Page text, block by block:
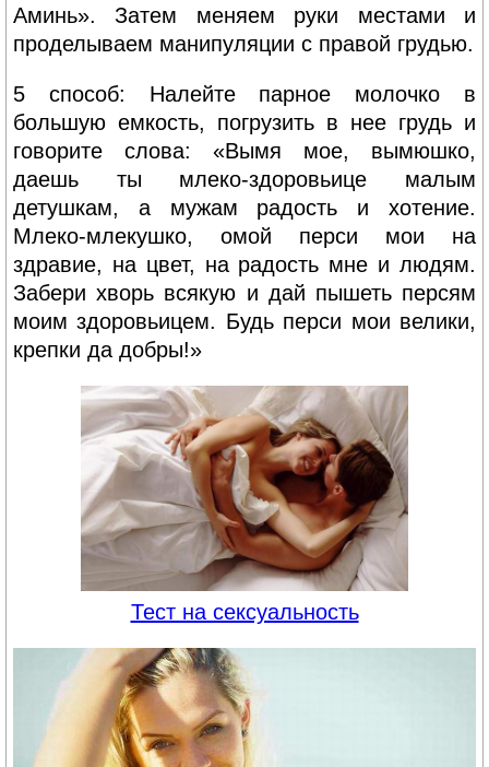
Аминь». Затем меняем руки местами и
проделываем манипуляции с правой грудью.
5 способ: Налейте парное молочко в
большую емкость, погрузить в нее грудь и
говорите слова: «Вымя мое, вымюшко,
даешь ты млеко-здоровьице малым
детушкам, а мужам радость и хотение.
Млеко-млекушко, омой перси мои на
здравие, на цвет, на радость мне и людям.
Забери хворь всякую и дай пышеть персям
моим здоровьицем. Будь перси мои велики,
крепки да добры!»
Тест на сексуальность